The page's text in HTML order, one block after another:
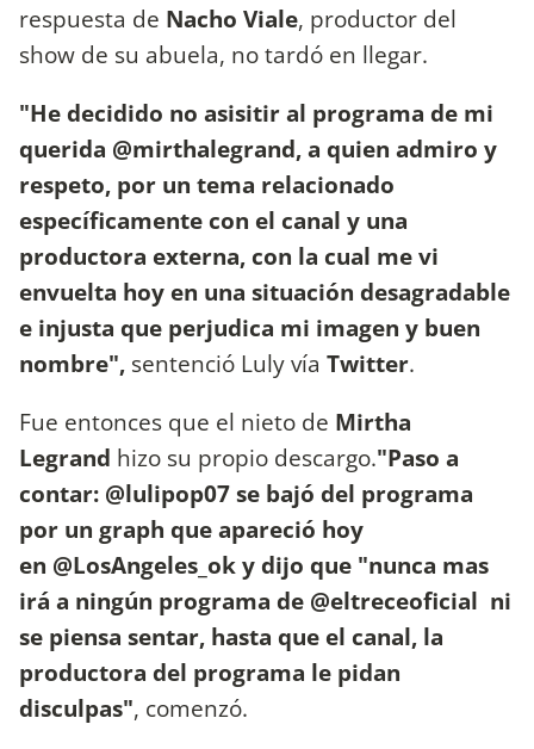
respuesta de Nacho Viale, productor del
show de su abuela, no tardó en llegar.
"He decidido no asisitir al programa de mi
querida @mirthalegrand, a quien admiro y
respeto, por un tema relacionado
específicamente con el canal y una
productora externa, con la cual me vi
envuelta hoy en una situación desagradable
e injusta que perjudica mi imagen y buen
nombre", sentenció Luly vía Twitter.
Fue entonces que el nieto de Mirtha
Legrand hizo su propio descargo."Paso a
contar: @lulipop07 se bajó del programa
por un graph que apareció hoy
en @LosAngeles_ok y dijo que "nunca mas
irá a ningún programa de @eltreceoficial ni
se piensa sentar, hasta que el canal, la
productora del programa le pidan
disculpas", comenzó.